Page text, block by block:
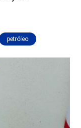
petróleo